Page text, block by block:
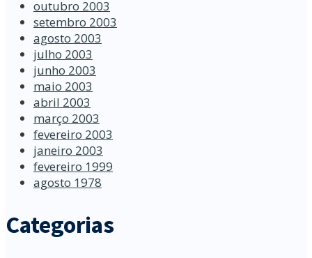
outubro 2003
setembro 2003
agosto 2003
julho 2003
junho 2003
maio 2003
abril 2003
março 2003
fevereiro 2003
janeiro 2003
fevereiro 1999
agosto 1978
Categorias